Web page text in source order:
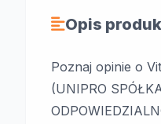
Opis
Poznaj opinie o
(UNIPRO